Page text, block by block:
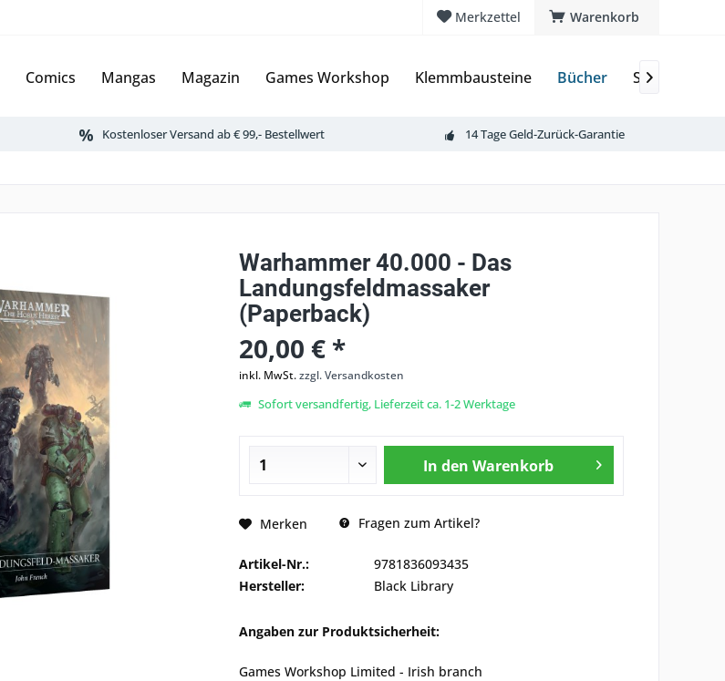
Warenkorb
Merkzettel
Comics Mangas Magazin Games Workshop Klemmbausteine Bücher 
Kostenloser Versand ab € 99,- Bestellwert 14 Tage Geld-Zurück-Garantie
Warhammer 40.000 - Das
Landungsfeldmassaker
(Paperback)
20,00 € *
inkl. MwSt.zzgl. Versandkosten
Sofort versandfertig, Lieferzeit ca. 1-2 Werktage
In den Warenkorb
Merken Fragen zum Artikel?
Artikel-Nr.:
9781836093435
Hersteller:
Black Library
Angaben zur Produktsicherheit:
Games Workshop Limited - Irish branch